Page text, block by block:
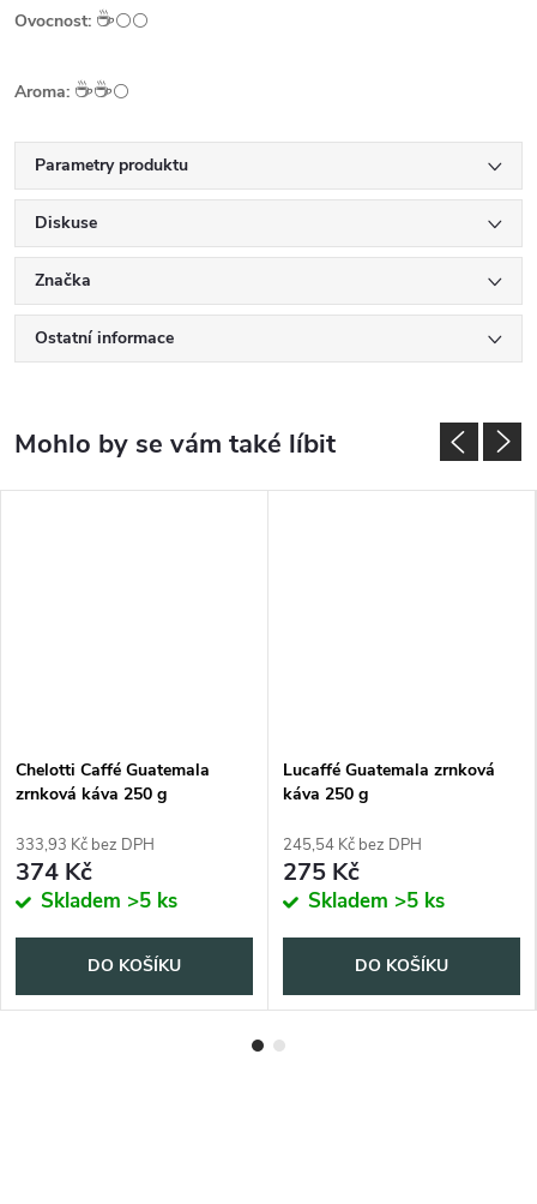
Ovocnost: ☕️⚪⚪
Aroma: ☕️☕️⚪
Parametry produktu
Diskuse
Značka
Ostatní informace
Chelotti Caffé Guatemala
zrnková káva 250 g
333,93 Kč bez DPH
374 Kč
Skladem >5 ks
DO KOŠÍKU
Lucaffé Guatemala zrnková
káva 250 g
245,54 Kč bez DPH
275 Kč
Skladem >5 ks
DO KOŠÍKU